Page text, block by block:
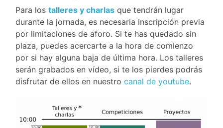
Para lostalleres y charlas que tendrán lugar
durante la jornada, es necesaria inscripción previa
por limitaciones de aforo. Si te has quedado sin
plaza, puedes acercarte a la hora de comienzo
por si hay alguna baja de última hora. Los talleres
serán grabados en vídeo, si te los pierdes podrás
disfrutar de ellos en nuestrocanal de youtube.